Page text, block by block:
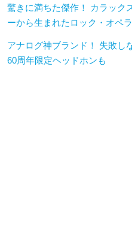
驚きに満ちた傑作！ カラック
ーから生まれたロック・オペラ
アナログ神ブランド！ 失敗し
60周年限定ヘッドホンも